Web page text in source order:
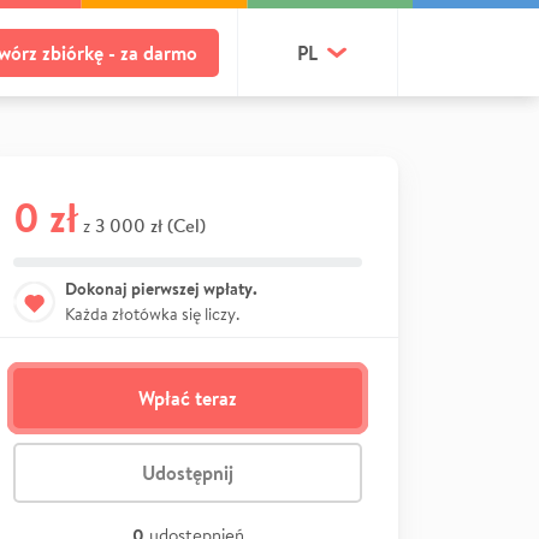
zbiórkę - za darmo PL
0 zł z 3 000 zł (Cel)
Dokonaj pierwszej wpłaty.
Każda złotówka się liczy.
Wpłać teraz
Udostępnij